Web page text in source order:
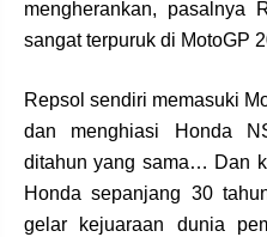
mengherankan, pasalnya
sangat terpuruk di MotoGP
Repsol sendiri memasuki
dan menghiasi Honda
ditahun yang sama… Dan
Honda sepanjang 30
gelar kejuaraan dunia